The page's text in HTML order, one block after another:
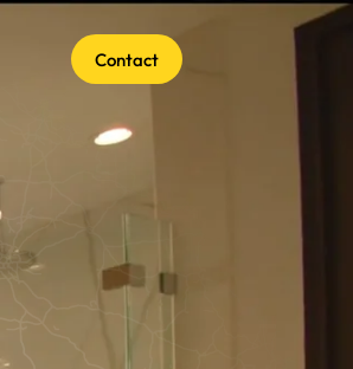
Contact